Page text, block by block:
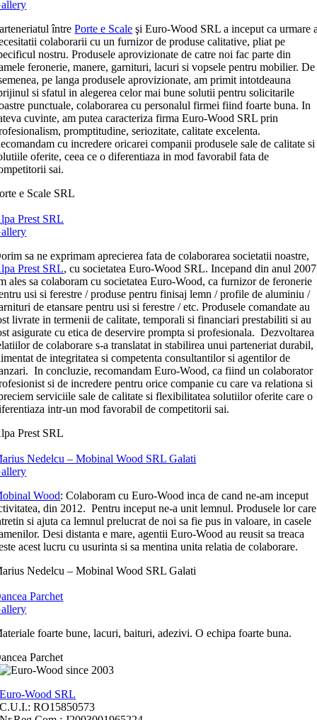
întrePorte e Scale şi Euro-Wood SRL a inceput ca urmare
colaborarii cu un furnizor de produse calitative, pliat pe
nostru. Produsele aprovizionate de catre noi fac parte din
feronerie, manere, garnituri, lacuri si vopsele pentru mobilier. De
pe langa produsele aprovizionate, am primit intotdeauna
si sfatul in alegerea celor mai bune solutii pentru solicitarile
punctuale, colaborarea cu personalul firmei fiind foarte buna. In
cuvinte, am putea caracteriza firma Euro-Wood SRL prin
promptitudine, seriozitate, calitate excelenta.
cu incredere oricarei companii produsele sale de calitate si
oferite, ceea ce o diferentiaza in mod favorabil fata de
sai.
e Scale SRL
Prest SRL
sa ne exprimam aprecierea fata de colaborarea societatii noastre,
Prest SRL, cu societatea Euro-Wood SRL. Incepand din anul
ales sa colaboram cu societatea Euro-Wood, ca furnizor de feronerie
usi si ferestre / produse pentru finisaj lemn / profile de aluminiu /
de etansare pentru usi si ferestre / etc. Produsele comandate au
livrate in termenii de calitate, temporali si financiari prestabiliti si au
asigurate cu etica de deservire prompta si profesionala. Dezvoltarea
de colaborare s-a translatat in stabilirea unui parteneriat durabil,
de integritatea si competenta consultantilor si agentilor de
In concluzie, recomandam Euro-Wood, ca fiind un colaborator
si de incredere pentru orice companie cu care va relationa si
serviciile sale de calitate si flexibilitatea solutiilor oferite care o
intr-un mod favorabil de competitorii sai.
Prest SRL
Nedelcu – Mobinal Wood SRL Galati
Wood: Colaboram cu Euro-Wood inca de cand ne-am inceput
din 2012. Pentru inceput ne-a unit lemnul. Produsele lor care
si ajuta ca lemnul prelucrat de noi sa fie pus in valoare, in casele
Desi distanta e mare, agentii Euro-Wood au reusit sa treaca
acest lucru cu usurinta si sa mentina unita relatia de colaborare.
Nedelcu – Mobinal Wood SRL Galati
Parchet
foarte bune, lacuri, baituri, adezivi. O echipa foarte buna.
Parchet
Euro-Wood SRL
C.U.I.: RO15850573